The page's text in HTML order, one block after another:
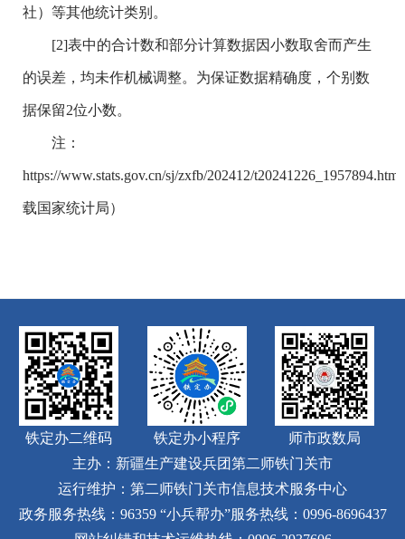
社）等其他统计类别。
[2]表中的合计数和部分计算数据因小数取舍而产生
的误差，均未作机械调整。为保证数据精确度，个别数
据保留2位小数。
注：
https://www.stats.gov.cn/sj/zxfb/202412/
载国家统计局）
铁定办二维码 铁定办小程序
师市政数局
主办：新疆生产建设兵团第二师铁门关市
运行维护：第二师铁门关市信息技术服务中心
政务服务热线：96359 “小兵帮办”服务热线：0996-8696437